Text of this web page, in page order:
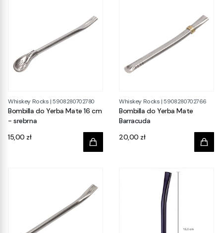
Whiskey Rocks |5908280702780
Bombilla do Yerba Mate 16 cm
- srebrna
Cena
15,00 zł
Whiskey Rocks |5908280702766
Bombilla do Yerba Mate
Barracuda
Cena
20,00 zł